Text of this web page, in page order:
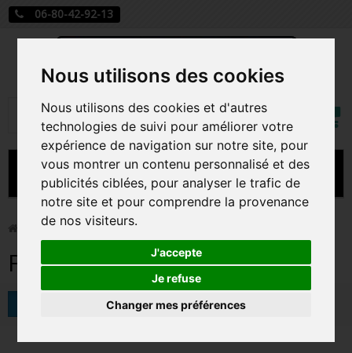
Nous utilisons des cookies
Nous utilisons des cookies et d'autres
technologies de suivi pour améliorer votre
expérience de navigation sur notre site, pour
vous montrer un contenu personnalisé et des
publicités ciblées, pour analyser le trafic de
notre site et pour comprendre la provenance
de nos visiteurs.
J'accepte
Je refuse
Changer mes préférences
06-80-42-92-13
Rechercher
Mon
MENU
CARTE A JOUER
PRÉCOMMANDE FIGURINES POP
FIGURINES POP MANGA
FIGURINES POP DISNEY
FIGURINES POP MARVEL
Funko Pop! > Funko Vinyl Soda
Funko Vinyl Soda
Tri